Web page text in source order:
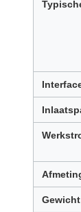
Gewicht